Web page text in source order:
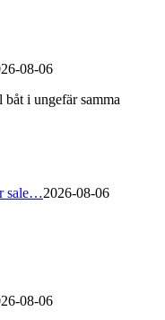
08-06
båt i ungefär samma
sale…2026-08-06
08-06